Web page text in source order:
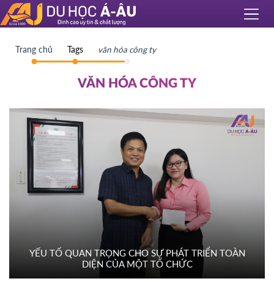
Trang chủ Tags văn hóa công ty
VĂN HÓA CÔNG TY
YẾU TỐ QUAN TRỌNG CHO SỰ PHÁT TRIỂN TOÀN
DIỆN CỦA MỘT TỔ CHỨC